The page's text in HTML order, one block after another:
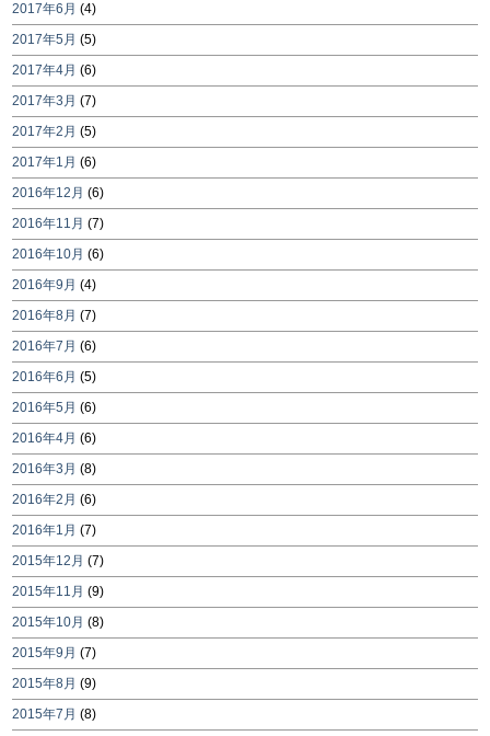
2017年6月 (4)
2017年5月 (5)
2017年4月 (6)
2017年3月 (7)
2017年2月 (5)
2017年1月 (6)
2016年12月 (6)
2016年11月 (7)
2016年10月 (6)
2016年9月 (4)
2016年8月 (7)
2016年7月 (6)
2016年6月 (5)
2016年5月 (6)
2016年4月 (6)
2016年3月 (8)
2016年2月 (6)
2016年1月 (7)
2015年12月 (7)
2015年11月 (9)
2015年10月 (8)
2015年9月 (7)
2015年8月 (9)
2015年7月 (8)